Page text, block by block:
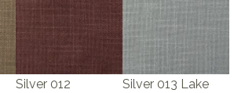
Silver 012
Silver 013 Lake